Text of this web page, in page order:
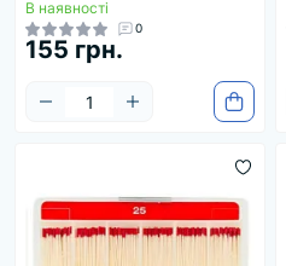
В наявності
0
155 грн.